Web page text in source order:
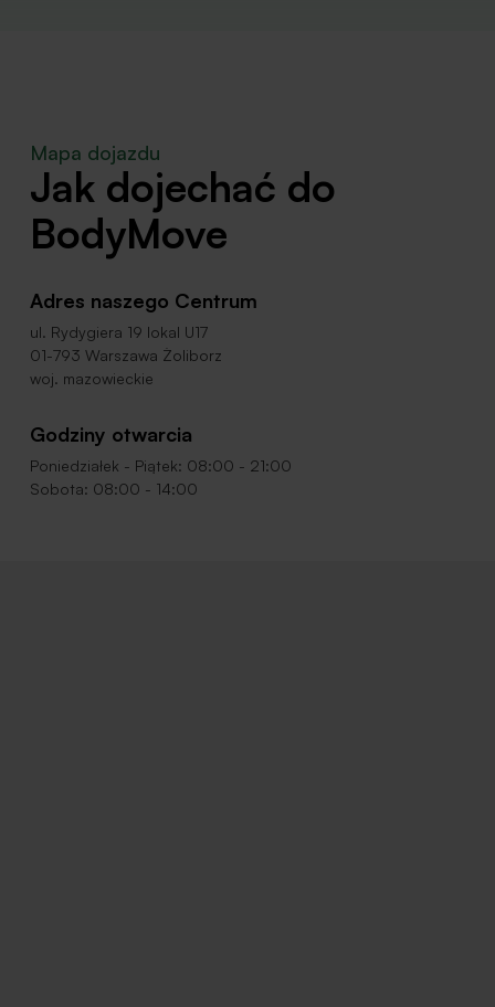
Mapa dojazdu
Jak dojechać do
BodyMove
Adres naszego Centrum
ul. Rydygiera 19 lokal U17
01-793 Warszawa Żoliborz
woj. mazowieckie
Godziny otwarcia
Poniedziałek - Piątek: 08:00 - 21:00
Sobota: 08:00 - 14:00